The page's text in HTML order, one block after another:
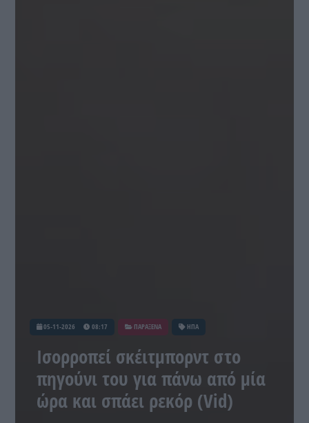
05-11-2026 08:17 ΠΑΡΑΞΕΝΑ ΗΠΑ
Ισορροπεί σκέιτμπορντ στο
πηγούνι του για πάνω από μία
ώρα και σπάει ρεκόρ (Vid)